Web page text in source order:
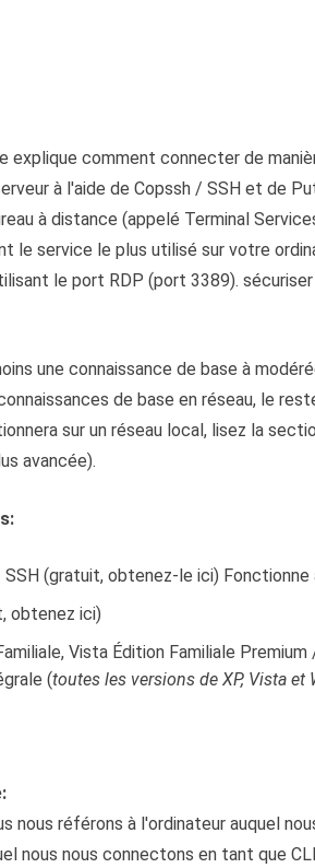
comment connecter de
à l'aide de Copssh / SSH et de
à distance (appelé Terminal
le service le plus utilisé sur votre
le port RDP (port 3389).
une connaissance de base à
de base en réseau, le
sur un réseau local, lisez la
avancée).
SSH (gratuit, obtenez-le ici)
obtenez ici)
Vista Édition Familiale
(toutes les versions de XP, Vista
nous référons à l'ordinateur auquel
nous nous connectons en tant que